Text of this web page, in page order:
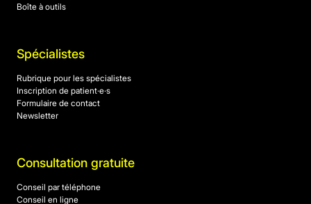
Boîte à outils
Spécialistes
Rubrique pour les spécialistes
Inscription de patient·e·s
Formulaire de contact
Newsletter
Consultation gratuite
Conseil par téléphone
Conseil en ligne